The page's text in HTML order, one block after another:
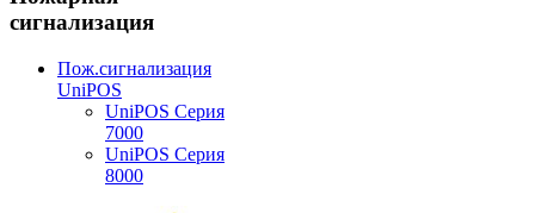
сигнализация
Пож.сигнализация
UniPOS
UniPOS Серия
7000
UniPOS Серия
8000